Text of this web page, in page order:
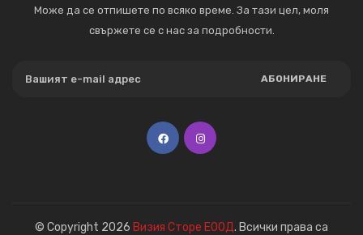
Може да се отпишете по всяко време. За тази цел, моля
свържете се с нас за подробности.
АБОНИРАНЕ
© Copyright 2026 Визия Сторе ЕООД. Всички права са